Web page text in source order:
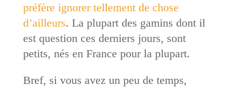
préfère ignorer tellement de chose
d’ailleurs. La plupart des gamins dont il
est question ces derniers jours, sont
petits, nés en France pour la plupart.
Bref, si vous avez un peu de temps,